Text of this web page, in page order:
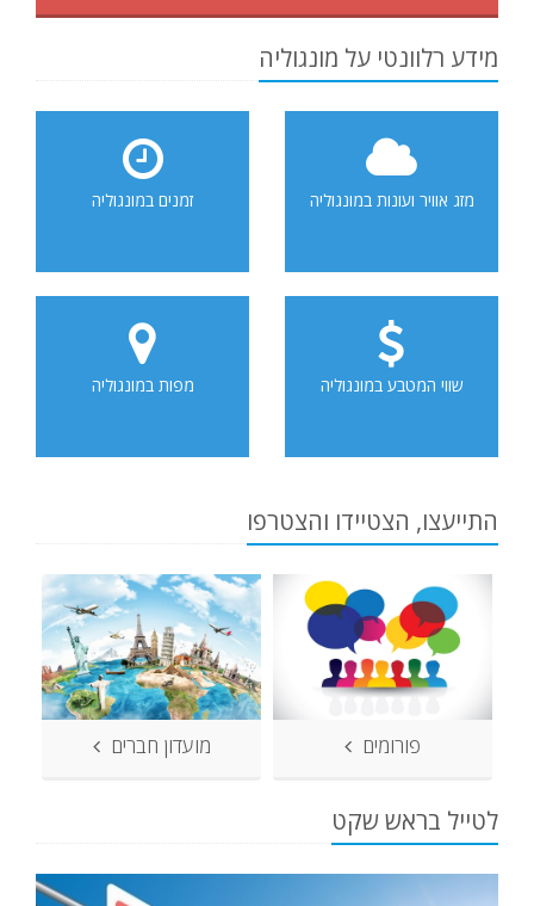
מידע רלוונטי על מונגוליה
מזג אוויר ועונות במונגוליה זמנים במונגוליה
שווי המטבע במונגוליה מפות במונגוליה
התייעצו, הצטיידו והצטרפו
פורומים מועדון חברים
לטייל בראש שקט